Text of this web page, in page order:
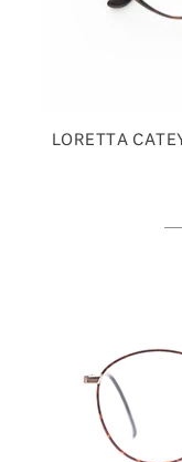
LORETTA